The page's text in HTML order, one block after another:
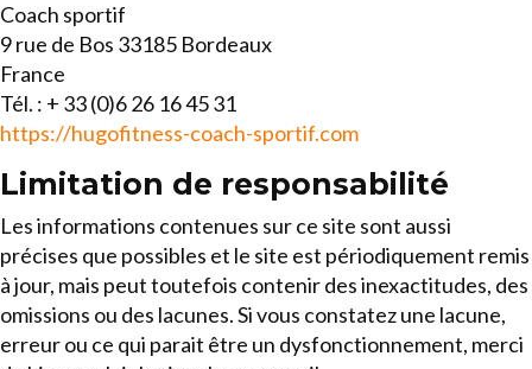
Coach sportif
9 rue de Bos 33185 Bordeaux
France
Tél. : + 33 (0)6 26 16 45 31
https://hugofitness-coach-sportif.com
Limitation de responsabilité
Les informations contenues sur ce site sont aussi
précises que possibles et le site est périodiquement remis
à jour, mais peut toutefois contenir des inexactitudes, des
omissions ou des lacunes. Si vous constatez une lacune,
erreur ou ce qui parait être un dysfonctionnement, merci